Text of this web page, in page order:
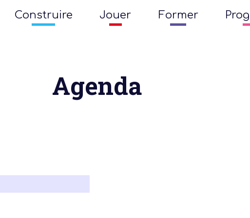
Construire Jouer Former
Agenda